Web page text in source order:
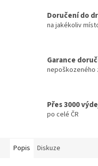
Doručení do
na jakékoliv
Garance
nepoškozeného
Přes 3000
po celé ČR
Popis Diskuze